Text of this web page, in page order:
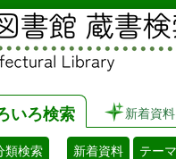
いろ検索 新着資料
類検索 新着資料 テー